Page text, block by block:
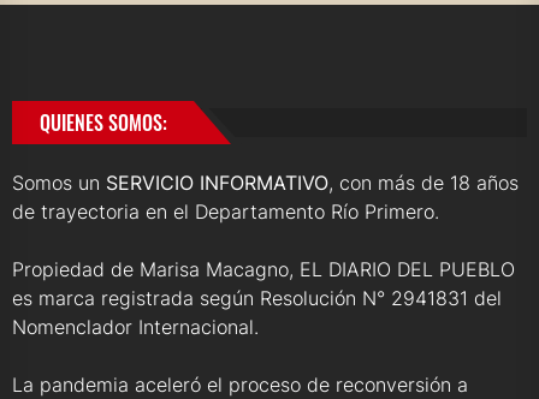
QUIENES SOMOS:
Somos un SERVICIO INFORMATIVO, con más de 18 años
de trayectoria en el Departamento Río Primero.
Propiedad de Marisa Macagno, EL DIARIO DEL PUEBLO
es marca registrada según Resolución N° 2941831 del
Nomenclador Internacional.
La pandemia aceleró el proceso de reconversión a